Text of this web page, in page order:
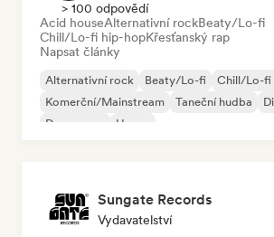
> 100 odpovědí
Acid houseAlternativní rockBeaty/Lo-fi
Chill/Lo-fi hip-hopKřesťanský rap
Napsat články
Alternativní rock Beaty/Lo-fi
Chill/Lo-fi
Komerční/Mainstream
Taneční hudba
Dream pop
House
Sungate Records
Vydavatelství